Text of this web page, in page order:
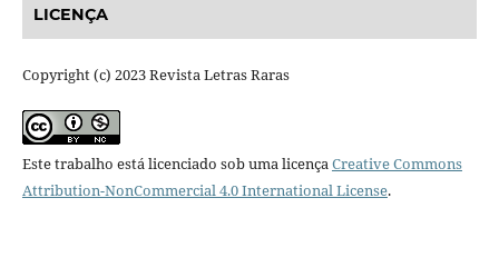
LICENÇA
Copyright (c) 2023 Revista Letras Raras
Este trabalho está licenciado sob uma licençaCreative Commons
Attribution-NonCommercial 4.0 International License.